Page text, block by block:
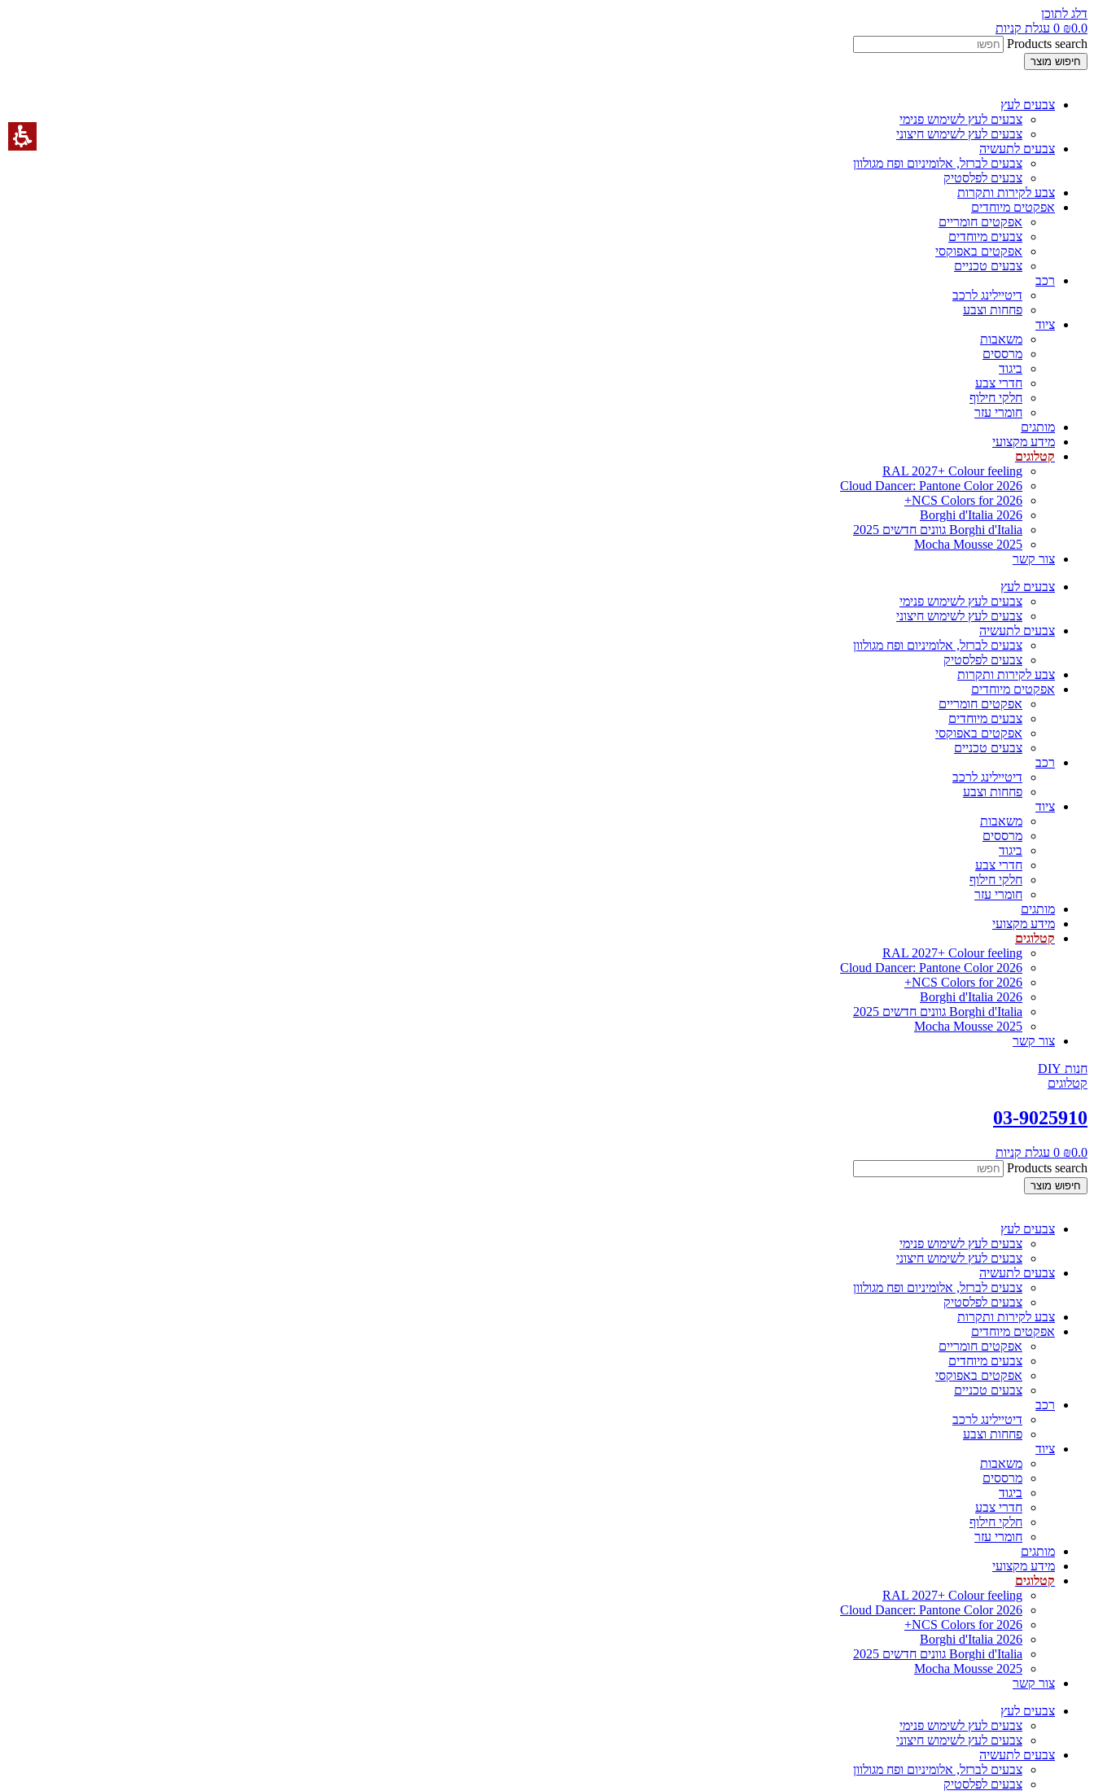
דלג לתוכן
₪0.0
0 עגלת קניות
Products search
חיפוש מוצר
צבעים לעץ
צבעים לעץ לשימוש פנימי
צבעים לעץ לשימוש חיצוני
צבעים לתעשיה
צבעים לברזל, אלומיניום ופח מגולוון
צבעים לפלסטיק
צבע לקירות ותקרות
אפקטים מיוחדים
אפקטים חומריים
צבעים מיוחדים
אפקטים באפוקסי
צבעים טכניים
רכב
דיטיילינג לרכב
פחחות וצבע
ציוד
משאבות
מרססים
ביגוד
חדרי צבע
חלקי חילוף
חומרי עזר
מותגים
מידע מקצועי
קטלוגים
RAL 2027+ Colour feeling
Cloud Dancer: Pantone Color 2026
NCS Colors for 2026+
Borghi d'Italia 2026
Borghi d'Italia גוונים חדשים 2025
Mocha Mousse 2025
צור קשר
צבעים לעץ
צבעים לעץ לשימוש פנימי
צבעים לעץ לשימוש חיצוני
צבעים לתעשיה
צבעים לברזל, אלומיניום ופח מגולוון
צבעים לפלסטיק
צבע לקירות ותקרות
אפקטים מיוחדים
אפקטים חומריים
צבעים מיוחדים
אפקטים באפוקסי
צבעים טכניים
רכב
דיטיילינג לרכב
פחחות וצבע
ציוד
משאבות
מרססים
ביגוד
חדרי צבע
חלקי חילוף
חומרי עזר
מותגים
מידע מקצועי
קטלוגים
RAL 2027+ Colour feeling
Cloud Dancer: Pantone Color 2026
NCS Colors for 2026+
Borghi d'Italia 2026
Borghi d'Italia גוונים חדשים 2025
Mocha Mousse 2025
צור קשר
חנות DIY
קטלוגים
03-9025910
₪0.0
0 עגלת קניות
Products search
חיפוש מוצר
צבעים לעץ
צבעים לעץ לשימוש פנימי
צבעים לעץ לשימוש חיצוני
צבעים לתעשיה
צבעים לברזל, אלומיניום ופח מגולוון
צבעים לפלסטיק
צבע לקירות ותקרות
אפקטים מיוחדים
אפקטים חומריים
צבעים מיוחדים
אפקטים באפוקסי
צבעים טכניים
רכב
דיטיילינג לרכב
פחחות וצבע
ציוד
משאבות
מרססים
ביגוד
חדרי צבע
חלקי חילוף
חומרי עזר
מותגים
מידע מקצועי
קטלוגים
RAL 2027+ Colour feeling
Cloud Dancer: Pantone Color 2026
NCS Colors for 2026+
Borghi d'Italia 2026
Borghi d'Italia גוונים חדשים 2025
Mocha Mousse 2025
צור קשר
צבעים לעץ
צבעים לעץ לשימוש פנימי
צבעים לעץ לשימוש חיצוני
צבעים לתעשיה
צבעים לברזל, אלומיניום ופח מגולוון
צבעים לפלסטיק